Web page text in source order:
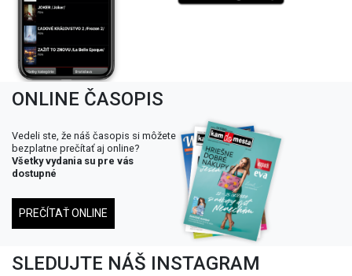
ONLINE ČASOPIS
Vedeli ste, že náš časopis si môžete
bezplatne prečítať aj online?
Všetky vydania su pre vás
dostupné
PREČÍTAŤ ONLINE
SLEDUJTE NÁŠ INSTAGRAM